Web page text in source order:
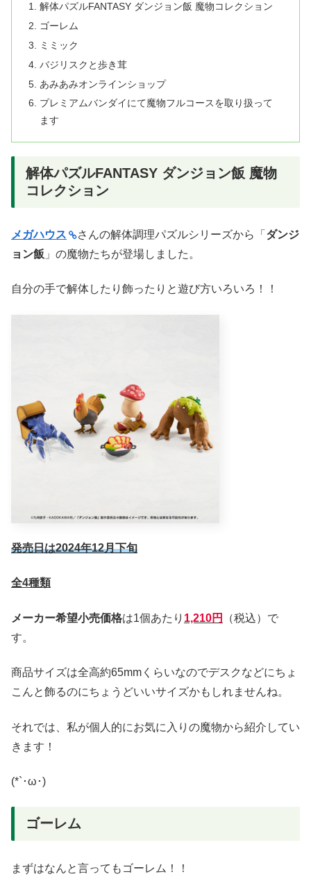
解体パズルFANTASY ダンジョン飯 魔物コレクション
ゴーレム
ミミック
バジリスクと歩き茸
あみあみオンラインショップ
プレミアムバンダイにて魔物フルコースを取り扱って
ます
解体パズルFANTASY ダンジョン飯 魔物
コレクション
メガハウス さんの解体調理パズルシリーズから「 ダンジ
ョン飯 」の魔物たちが登場しました。
自分の手で解体したり飾ったりと遊び方いろいろ！！
発売日は2024年12月下旬
全4種類
メーカー希望小売価格は1個あたり 1,210円
（税込）で
す。
商品サイズは全高約65mmくらいなのでデスクなどにちょ
こんと飾るのにちょうどいいサイズかもしれませんね。
それでは、私が個人的にお気に入りの魔物から紹介してい
きます！
(*`･ω･)ゞ
ゴーレム
まずはなんと言ってもゴーレム！！